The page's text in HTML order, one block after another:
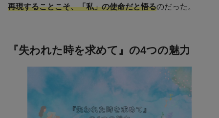
再現することこそ、「私」の使命だと悟るのだった。
『失われた時を求めて』の4つの魅力